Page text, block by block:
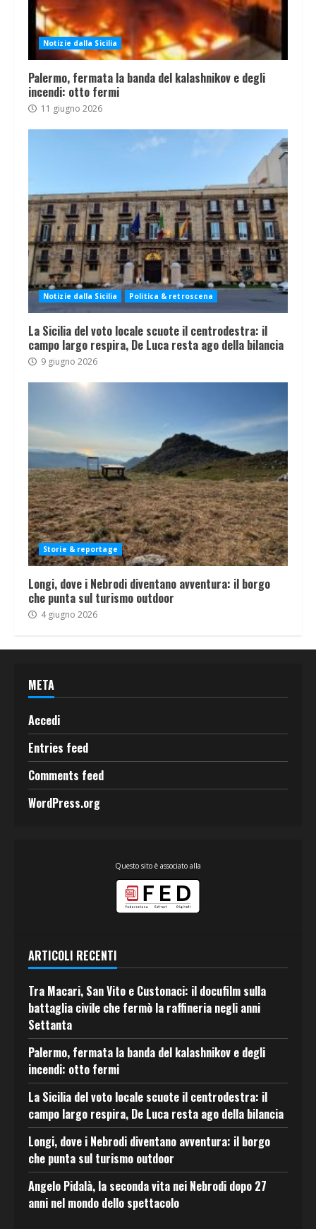
Notizie dalla Sicilia
Palermo, fermata la banda del kalashnikov e degli
incendi: otto fermi
11 giugno 2026
Notizie dalla Sicilia Politica & retroscena
La Sicilia del voto locale scuote il centrodestra: il
campo largo respira, De Luca resta ago della bilancia
9 giugno 2026
Storie & reportage
Longi, dove i Nebrodi diventano avventura: il borgo
che punta sul turismo outdoor
4 giugno 2026
META
Accedi
Entries feed
Comments feed
WordPress.org
Questo sito è associato alla
ARTICOLI RECENTI
Tra Macari, San Vito e Custonaci: il docufilm sulla
battaglia civile che fermò la raffineria negli anni
Settanta
Palermo, fermata la banda del kalashnikov e degli
incendi: otto fermi
La Sicilia del voto locale scuote il centrodestra: il
campo largo respira, De Luca resta ago della bilancia
Longi, dove i Nebrodi diventano avventura: il borgo
che punta sul turismo outdoor
Angelo Pidalà, la seconda vita nei Nebrodi dopo 27
anni nel mondo dello spettacolo